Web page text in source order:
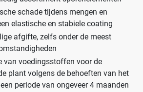
schade tijdens mengen en
elastische en stabiele coating
afgifte, zelfs onder de meest
van voedingsstoffen voor de
plant volgens de behoeften van het
periode van ongeveer 4 maanden